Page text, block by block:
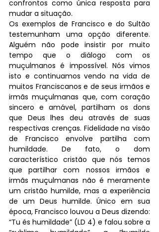
confrontos como única resposta para
mudar a situação.
Os exemplos de Francisco e do Sultão
testemunham uma opção diferente.
Alguém não pode insistir por muito
tempo que o diálogo com os
muçulmanos é impossível. Nós vimos
isto e continuamos vendo na vida de
muitos Franciscanos e de seus irmãos e
irmãs muçulmanas que, com coração
sincero e amável, partilham os dons
que Deus lhes deu através de suas
respectivas crenças. Fidelidade na visão
de Francisco envolve partilha com
humildade. De fato, o dom
característico cristão que nós temos
que partilhar com nossos irmãos e
irmãs muçulmanas não é meramente
um cristão humilde, mas a experiência
de um Deus humilde. Único em sua
época, Francisco louvou a Deus dizendo:
“Tu és humildade” (LD 4) e falou sobre a